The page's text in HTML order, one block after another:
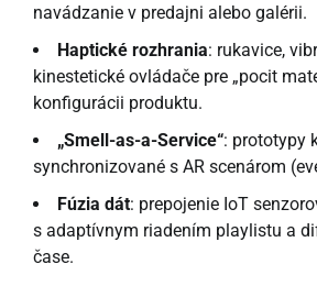
navádzanie v predajni alebo galérii.
Haptické rozhrania: rukavice,
kinestetické ovládače pre „pocit
konfigurácii produktu.
„Smell-as-a-Service“: prototypy
synchronizované s AR scenárom
Fúzia dát: prepojenie IoT
s adaptívnym riadením playlistu a
čase.